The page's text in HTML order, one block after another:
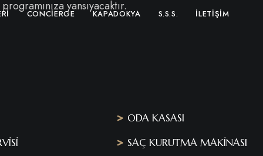
CONCIERGE KAPADOKYA S.S.S. İLETIŞIM
yansıyacaktır.
ODA KASASI
SAÇ KURUTMA MAKİNASI